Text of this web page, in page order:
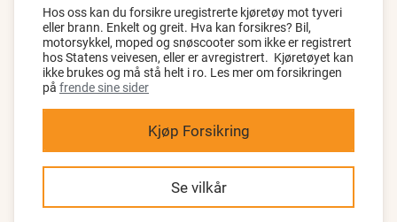
Hos oss kan du forsikre uregistrerte kjøretøy mot tyveri
eller brann. Enkelt og greit. Hva kan forsikres? Bil,
motorsykkel, moped og snøscooter som ikke er registrert
hos Statens veivesen, eller er avregistrert. Kjøretøyet kan
ikke brukes og må stå helt i ro. Les mer om forsikringen
på frende sine sider
Kjøp Forsikring
Se vilkår